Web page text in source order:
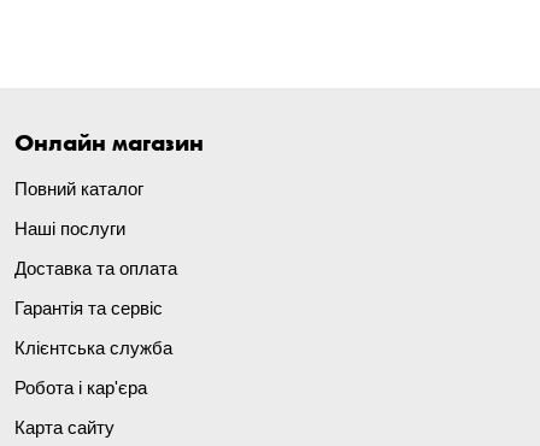
Онлайн магазин
Повний каталог
Наші послуги
Доставка та оплата
Гарантія та сервіс
Клієнтська служба
Робота і кар'єра
Карта сайту